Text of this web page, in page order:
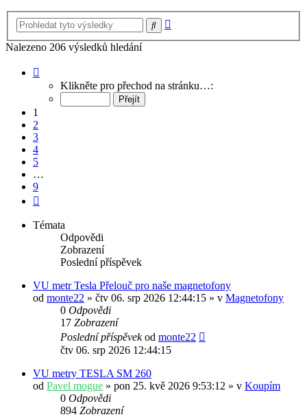
Hledat
Nalezeno 206 výsledků hledání
Klikněte pro přechod na stránku…:
1
2
3
4
5
…
9
Témata
Odpovědi
Zobrazení
Poslední příspěvek
VU metr Tesla Přelouč pro naše magnetofony
od monte22 » čtv 06. srp 2026 12:44:15 » v Magnetofony
0 Odpovědi
17 Zobrazení
Poslední příspěvekod monte22
čtv 06. srp 2026 12:44:15
VU metry TESLA SM 260
od Pavel mogue » pon 25. kvě 2026 9:53:12 » v Koupím
0 Odpovědi
894 Zobrazení